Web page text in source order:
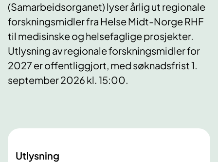
(Samarbeidsorganet) lyser årlig ut regionale
forskningsmidler fra Helse Midt-Norge RHF
til medisinske og helsefaglige prosjekter.
Utlysning av regionale forskningsmidler for
2027 er offentliggjort, med søknadsfrist 1.
september 2026 kl. 15:00.
Utlysning